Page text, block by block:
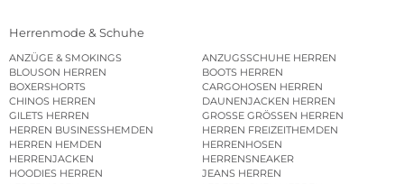
Herrenmode & Schuhe
ANZÜGE & SMOKINGS
ANZUGSSCHUHE HERREN
BLOUSON HERREN
BOOTS HERREN
BOXERSHORTS
CARGOHOSEN HERREN
CHINOS HERREN
DAUNENJACKEN HERREN
GILETS HERREN
GROSSE GRÖSSEN HERREN
HERREN BUSINESSHEMDEN
HERREN FREIZEITHEMDEN
HERREN HEMDEN
HERRENHOSEN
HERRENJACKEN
HERRENSNEAKER
HOODIES HERREN
JEANS HERREN